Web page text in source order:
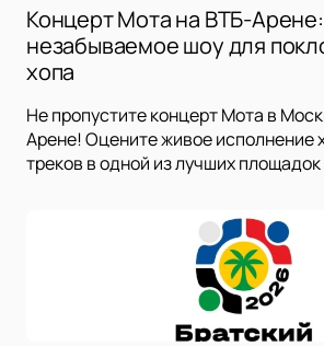
Концерт Мота на ВТБ-Арене:
незабываемое шоу для
хопа
Не пропустите концерт Мота в
Арене! Оцените живое исполнение
треков в одной из лучших